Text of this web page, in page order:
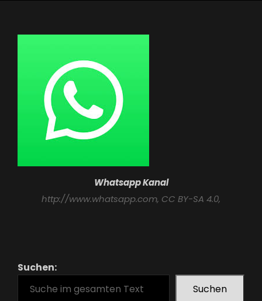
Whatsapp Kanal
http://www.whatsapp.com, CC BY-SA 4.0,
Suchen:
Suchen